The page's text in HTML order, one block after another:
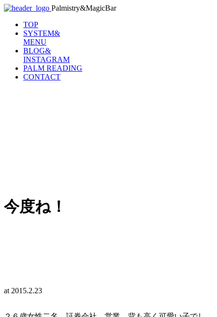
Palmistry&MagicBar
TOP
SYSTEM&
MENU
BLOG&
INSTAGRAM
PALM READING
CONTACT
今度ね！
at 2015.2.23